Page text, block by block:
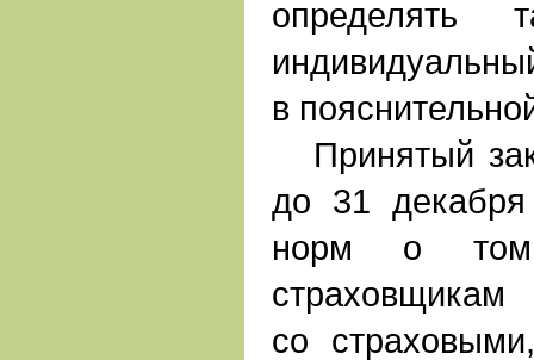
определять
в
Принятый
до 31 декабря
норм о том,
страховщикам
со